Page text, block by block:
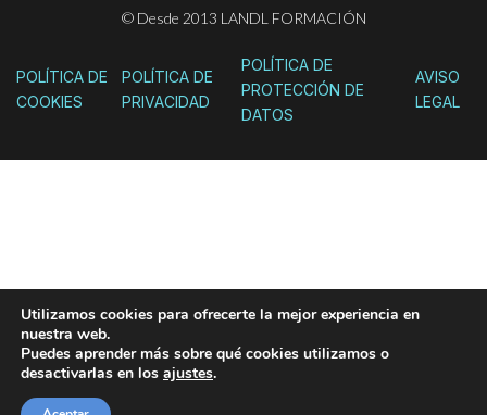
© Desde 2013 LANDL FORMACIÓN
POLÍTICA DE
COOKIES
POLÍTICA DE
PRIVACIDAD
POLÍTICA DE
PROTECCIÓN DE
DATOS
AVISO
LEGAL
Utilizamos cookies para ofrecerte la mejor experiencia en
nuestra web.
Puedes aprender más sobre qué cookies utilizamos o
desactivarlas en los ajustes.